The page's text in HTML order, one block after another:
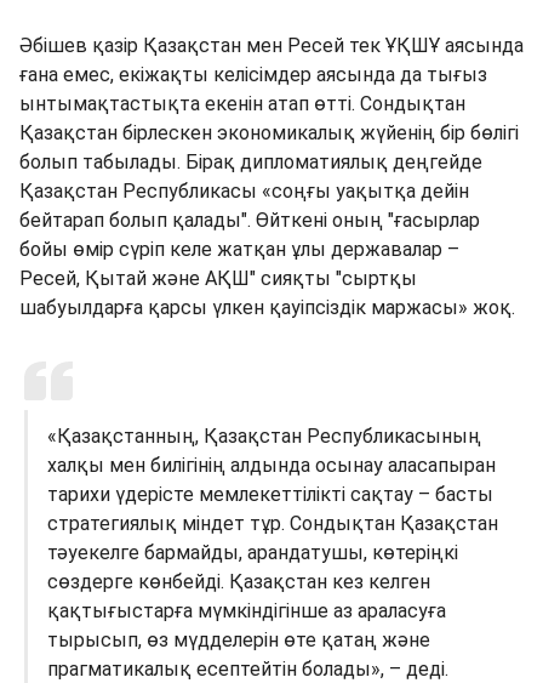
Әбішев қазір Қазақстан мен Ресей тек ҰҚШҰ аясында
ғана емес, екіжақты келісімдер аясында да тығыз
ынтымақтастықта екенін атап өтті. Сондықтан
Қазақстан бірлескен экономикалық жүйенің бір бөлігі
болып табылады. Бірақ дипломатиялық деңгейде
Қазақстан Республикасы «соңғы уақытқа дейін
бейтарап болып қалады". Өйткені оның "ғасырлар
бойы өмір сүріп келе жатқан ұлы державалар –
Ресей, Қытай және АҚШ" сияқты "сыртқы
шабуылдарға қарсы үлкен қауіпсіздік маржасы» жоқ.
«Қазақстанның, Қазақстан Республикасының
халқы мен билігінің алдында осынау аласапыран
тарихи үдерісте мемлекеттілікті сақтау – басты
стратегиялық міндет тұр. Сондықтан Қазақстан
тәуекелге бармайды, арандатушы, көтеріңкі
сөздерге көнбейді. Қазақстан кез келген
қақтығыстарға мүмкіндігінше аз араласуға
тырысып, өз мүдделерін өте қатаң және
прагматикалық есептейтін болады», – деді.